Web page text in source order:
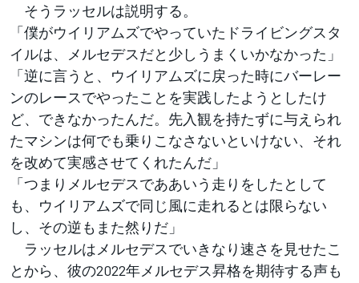
そうラッセルは説明する。
「僕がウイリアムズでやっていたドライビングスタ
イルは、メルセデスだと少しうまくいかなかった」
「逆に言うと、ウイリアムズに戻った時にバーレー
ンのレースでやったことを実践したようとしたけ
ど、できなかったんだ。先入観を持たずに与えられ
たマシンは何でも乗りこなさないといけない、それ
を改めて実感させてくれたんだ」
「つまりメルセデスでああいう走りをしたとして
も、ウイリアムズで同じ風に走れるとは限らない
し、その逆もまた然りだ」
ラッセルはメルセデスでいきなり速さを見せたこ
とから、彼の2022年メルセデス昇格を期待する声も